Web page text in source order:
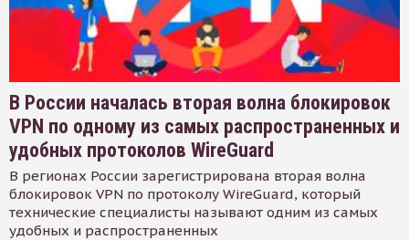
В России началась вторая волна блокировок
VPN по одному из самых распространенных и
удобных протоколов WireGuard
В регионах России зарегистрирована вторая волна
блокировок VPN по протоколу WireGuard, который
технические специалисты называют одним из самых
удобных и распространенных